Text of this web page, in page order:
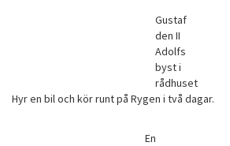
Gustaf
den II
Adolfs
byst i
rådhuset
Hyr en bil och kör runt på Rygen i två dagar.
En